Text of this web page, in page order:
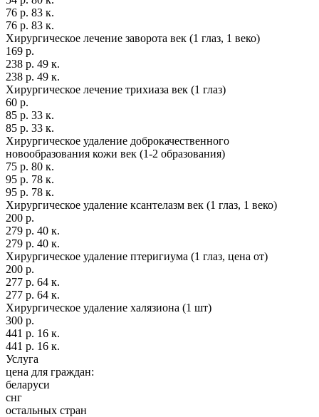
76 р. 83 к.
76 р. 83 к.
Хирургическое лечение заворота век (1 глаз, 1 веко)
169 р.
238 р. 49 к.
238 р. 49 к.
Хирургическое лечение трихиаза век (1 глаз)
60 р.
85 р. 33 к.
85 р. 33 к.
Хирургическое удаление доброкачественного
новообразования кожи век (1-2 образования)
75 р. 80 к.
95 р. 78 к.
95 р. 78 к.
Хирургическое удаление ксантелазм век (1 глаз, 1 веко)
200 р.
279 р. 40 к.
279 р. 40 к.
Хирургическое удаление птеригиума (1 глаз, цена от)
200 р.
277 р. 64 к.
277 р. 64 к.
Хирургическое удаление халязиона (1 шт)
300 р.
441 р. 16 к.
441 р. 16 к.
Услуга
цена для граждан:
беларуси
снг
остальных стран